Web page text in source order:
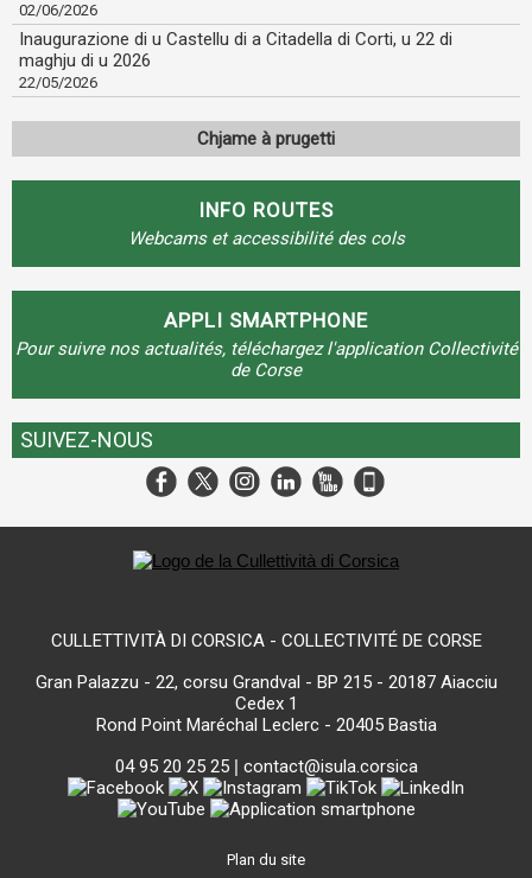
02/06/2026
Inaugurazione di u Castellu di a Citadella di Corti, u 22 di
maghju di u 2026
22/05/2026
Chjame à prugetti
INFO ROUTES
Webcams et accessibilité des cols
APPLI SMARTPHONE
Pour suivre nos actualités, téléchargez l'application Collectivité
de Corse
SUIVEZ-NOUS
CULLETTIVITÀ DI CORSICA - COLLECTIVITÉ DE CORSE
Gran Palazzu - 22, corsu Grandval - BP 215 - 20187 Aiacciu
Cedex 1
Rond Point Maréchal Leclerc - 20405 Bastia
04 95 20 25 25| contact@isula.corsica
Plan du site